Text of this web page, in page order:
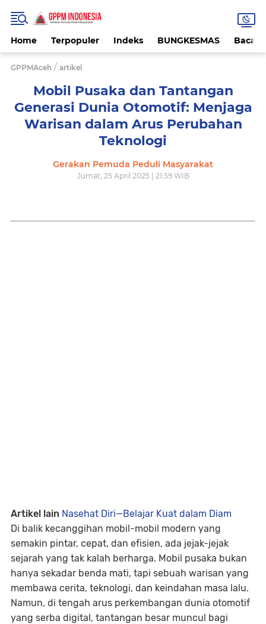
Home Terpopuler Indeks BUNGKESMAS
GPPMAceh / artikel
Mobil Pusaka dan Tantangan
Generasi Dunia Otomotif: Menjaga
Warisan dalam Arus Perubahan
Teknologi
Gerakan Pemuda Peduli Masyarakat
Jumat, 25 April 2025 | 21:59 WIB
Artikel lain Nasehat Diri—Belajar Kuat dalam Diam
Di balik kecanggihan mobil-mobil modern yang
semakin pintar, cepat, dan efisien, ada jejak-jejak
sejarah yang tak kalah berharga. Mobil pusaka bukan
hanya sekadar benda mati, tapi sebuah warisan yang
membawa cerita, teknologi, dan keindahan masa lalu.
Namun, di tengah arus perkembangan dunia otomotif
yang serba digital, tantangan besar muncul bagi